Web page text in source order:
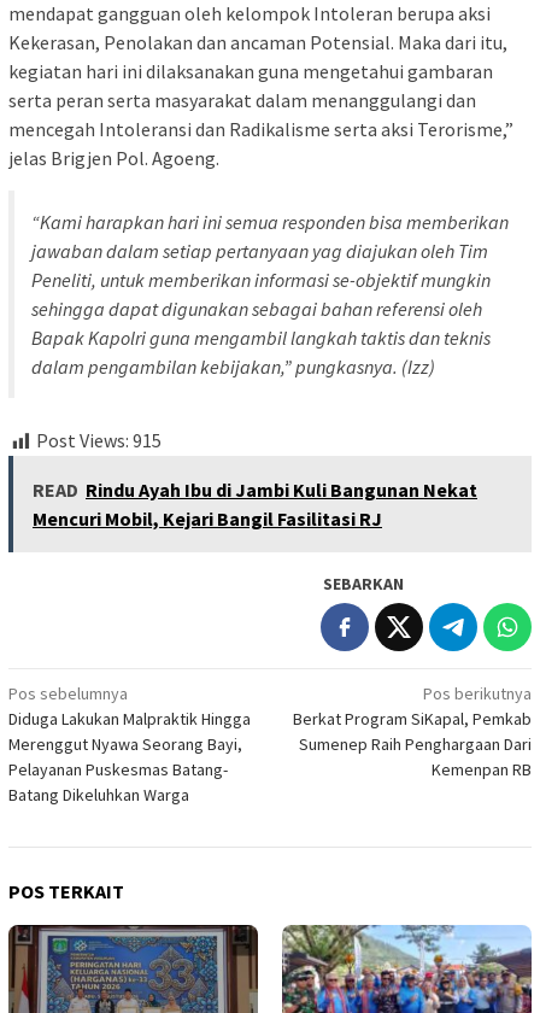
mendapat gangguan oleh kelompok Intoleran berupa aksi
Kekerasan, Penolakan dan ancaman Potensial. Maka dari itu,
kegiatan hari ini dilaksanakan guna mengetahui gambaran
serta peran serta masyarakat dalam menanggulangi dan
mencegah Intoleransi dan Radikalisme serta aksi Terorisme,”
jelas Brigjen Pol. Agoeng.
“Kami harapkan hari ini semua responden bisa memberikan
jawaban dalam setiap pertanyaan yag diajukan oleh Tim
Peneliti, untuk memberikan informasi se-objektif mungkin
sehingga dapat digunakan sebagai bahan referensi oleh
Bapak Kapolri guna mengambil langkah taktis dan teknis
dalam pengambilan kebijakan,” pungkasnya. (Izz)
Post Views: 915
READ Rindu Ayah Ibu di Jambi Kuli Bangunan Nekat
Mencuri Mobil, Kejari Bangil Fasilitasi RJ
SEBARKAN
Navigasi
pos
Pos sebelumnya
Diduga Lakukan Malpraktik Hingga
Merenggut Nyawa Seorang Bayi,
Pelayanan Puskesmas Batang-
Batang Dikeluhkan Warga
Pos berikutnya
Berkat Program SiKapal, Pemkab
Sumenep Raih Penghargaan Dari
Kemenpan RB
POS TERKAIT